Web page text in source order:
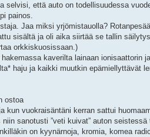
selvisi, että auto on todellisuudessa
painos.
Jaa miksi yrjömistauolla?
sisältä ja oli aika siirtää se tallin
orkkiskuosissaan.)
kaverilta lainaan
haju ja kaikki muutkin epämiellyttävät
ostoa
kun vuokraisäntäni kerran sattui
sanotusti ”veti kuivat” auton
on kyynärnoja, kromia, komea